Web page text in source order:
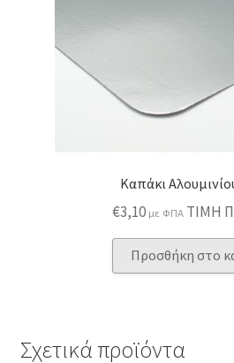
Καπάκι
€3,10 με ΦΠΑ TIMH
Προσθήκη στο
Σχετικά προϊόντα